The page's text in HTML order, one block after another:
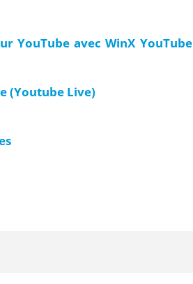
YouTube avec WinX YouTube
(Youtube Live)